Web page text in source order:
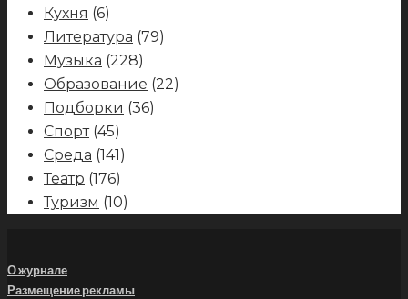
Кухня (6)
Литература (79)
Музыка (228)
Образование (22)
Подборки (36)
Спорт(45)
Среда (141)
Театр (176)
Туризм (10)
О журнале
Размещение рекламы